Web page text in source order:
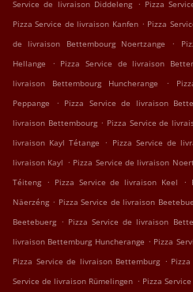
Service de livraison Diddeleng
Pizza
Pizza Service de livraison Kanfen . Pizza
de livraison Bettembourg Noertzange
.
Hellange
. Pizza Service de livraison
livraison Bettembourg Huncherange
.
Peppange
. Pizza Service de livraison
livraison Bettembourg . Pizza Service de
livraison Kayl Tétange
. Pizza Service de
livraison Kayl . Pizza Service de livraison
Téiteng . Pizza Service de livraison Keel .
Näerzéng . Pizza Service de livraison
Beetebuerg . Pizza Service de livraison
livraison Bettemburg Huncherange . Pizza
Pizza Service de livraison Bettemburg .
Service de livraison Rümelingen . Pizza